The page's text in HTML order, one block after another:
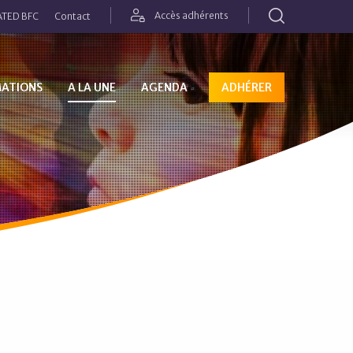
BFC Contact Accès adhérents
A LA UNE AGENDA ADHÉRER